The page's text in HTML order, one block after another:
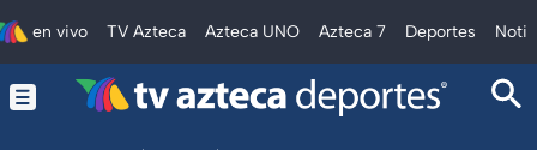
en vivo TV Azteca Azteca UNO Azteca 7 Deportes